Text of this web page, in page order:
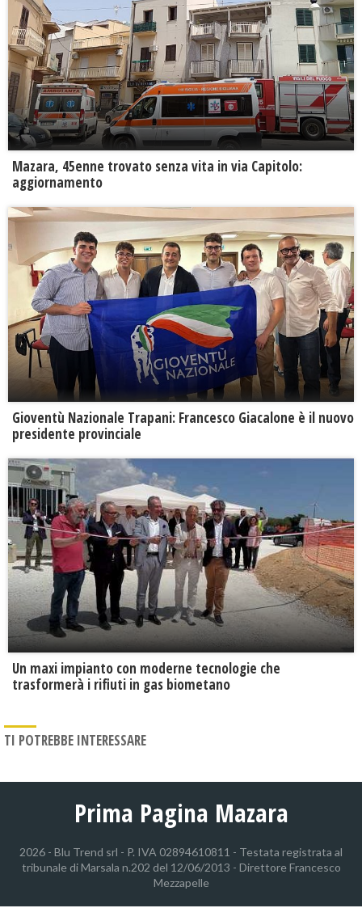
Mazara, 45enne trovato senza vita in via Capitolo:
aggiornamento
Gioventù Nazionale Trapani: Francesco Giacalone è il nuovo
presidente provinciale
Un maxi impianto con moderne tecnologie che
trasformerà i rifiuti in gas biometano
TI POTREBBE INTERESSARE
Prima Pagina Mazara
2026 - Blu Trend srl - P. IVA 02894610811 - Testata registrata al
tribunale di Marsala n.202 del 12/06/2013 - Direttore Francesco
Mezzapelle